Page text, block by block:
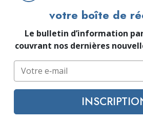
votre boîte de
Le bulletin d’information
couvrant nos dernières